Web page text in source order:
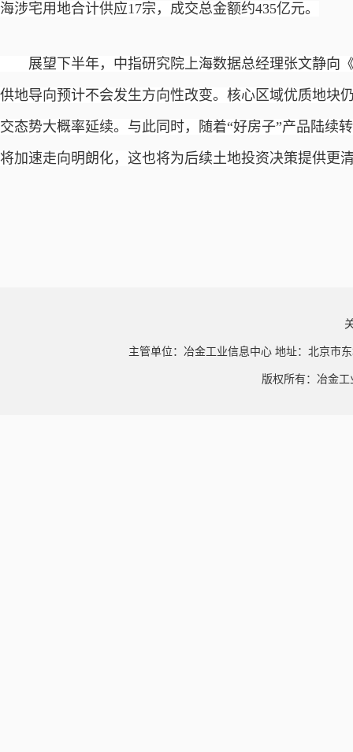
海涉宅用地合计供应17宗，成交总金额约435亿元。
展望下半年，中指研究院上海数据总经理张文静向
供地导向预计不会发生方向性改变。核心区域优质地块
交态势大概率延续。与此同时，随着“好房子”产品陆续
将加速走向明朗化，这也将为后续土地投资决策提供更
主管单位：冶金工业信息中心 地址：北京市
版权所有：冶金